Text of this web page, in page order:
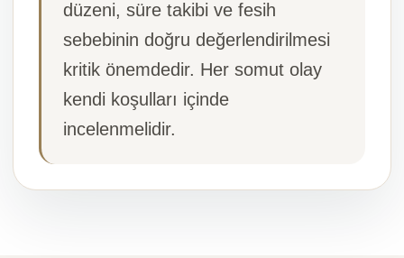
düzeni, süre takibi ve fesih
sebebinin doğru değerlendirilmesi
kritik önemdedir. Her somut olay
kendi koşulları içinde
incelenmelidir.